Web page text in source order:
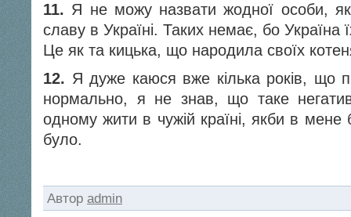
11. Я не можу назвати жодної особи,
славу в Україні. Таких немає, бо Україна
Це як та кицька, що народила своїх
12. Я дуже каюся вже кілька років, що
нормально, я не знав, що таке
одному жити в чужій країні, якби в
було.
Автор admin